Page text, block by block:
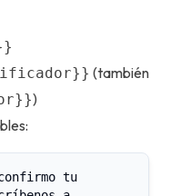
(también
)
tu